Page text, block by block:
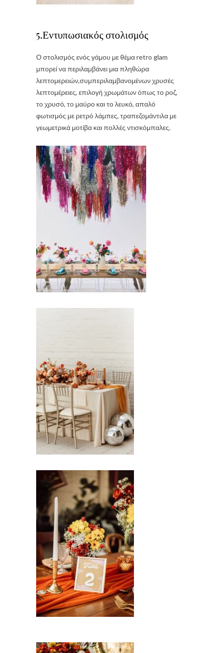
5.Εντυπωσιακός στολισμός
Ο στολισμός ενός γάμου με θέμα retro glam
μπορεί να περιλαμβάνει μια πληθώρα
λεπτομερειών,συμπεριλαμβανομένων χρυσές
λεπτομέρειες, επιλογή χρωμάτων όπως το ροζ,
το χρυσό, το μαύρο και το λευκό, απαλό
φωτισμός με ρετρό λάμπες, τραπεζομάντιλα με
γεωμετρικά μοτίβα και πολλές ντισκόμπαλες.